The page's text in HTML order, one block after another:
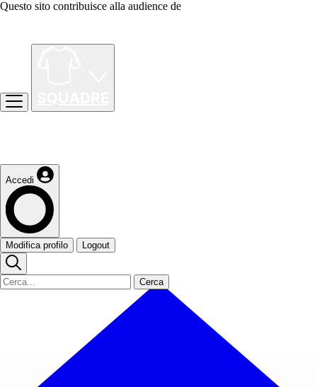
Questo sito contribuisce alla audience de
Accedi
Modifica profilo Logout
Cerca